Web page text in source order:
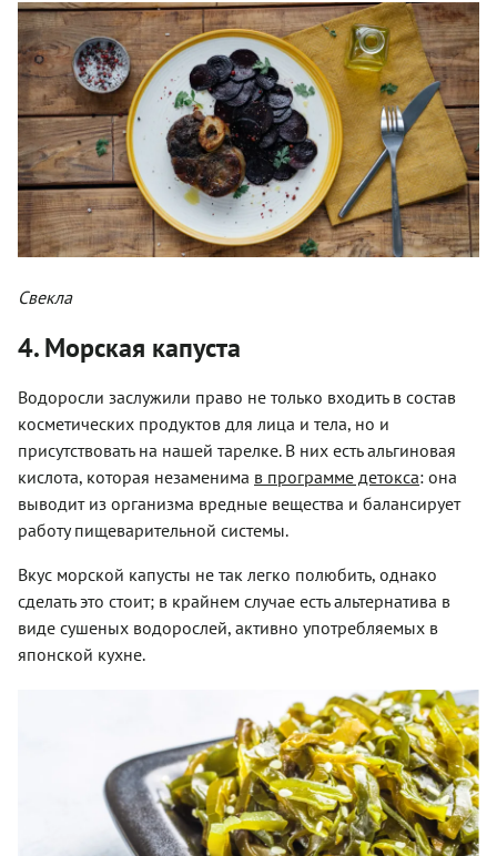
Свекла
4. Морская капуста
Водоросли заслужили право не только входить в состав
косметических продуктов для лица и тела, но и
присутствовать на нашей тарелке. В них есть альгиновая
кислота, которая незаменима в программе детокса: она
выводит из организма вредные вещества и балансирует
работу пищеварительной системы.
Вкус морской капусты не так легко полюбить, однако
сделать это стоит; в крайнем случае есть альтернатива в
виде сушеных водорослей, активно употребляемых в
японской кухне.